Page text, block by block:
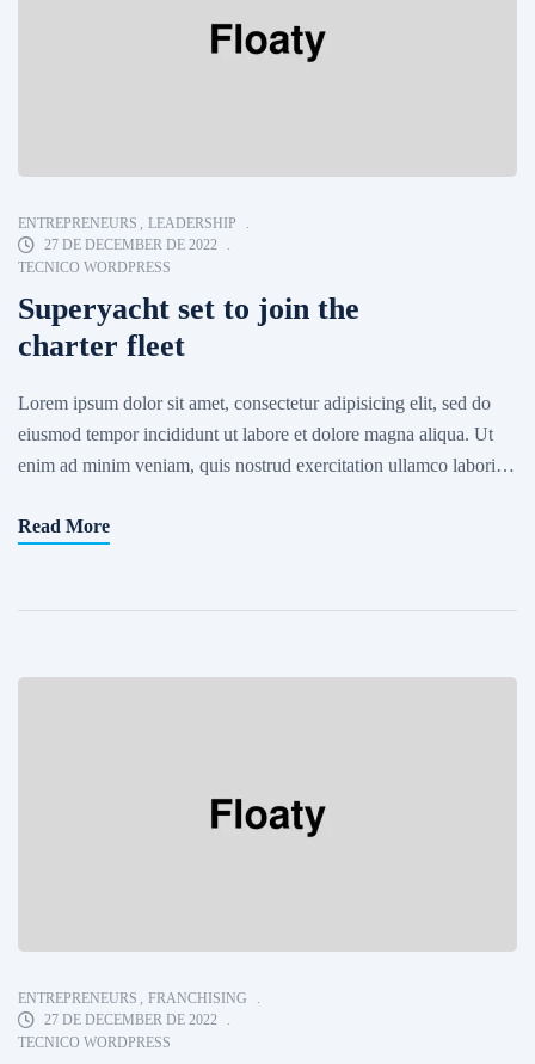
ENTREPRENEURS
LEADERSHIP
27 DE DECEMBER DE 2022
TECNICO WORDPRESS
Superyacht set to join the
charter fleet
Lorem ipsum dolor sit amet, consectetur adipisicing elit, sed do
eiusmod tempor incididunt ut labore et dolore magna aliqua. Ut
enim ad minim veniam, quis nostrud exercitation ullamco laboris
cupidatat non proident, sunt in culpa qui officia deserunt mollit
Read More
ENTREPRENEURS , FRANCHISING
27 DE DECEMBER DE 2022
TECNICO WORDPRESS